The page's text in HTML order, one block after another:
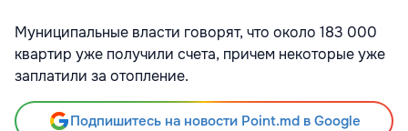
Муниципальные власти говорят, что около 183 000
квартир уже получили счета, причем некоторые уже
заплатили за отопление.
Подпишитесь на новости Point.md в Google